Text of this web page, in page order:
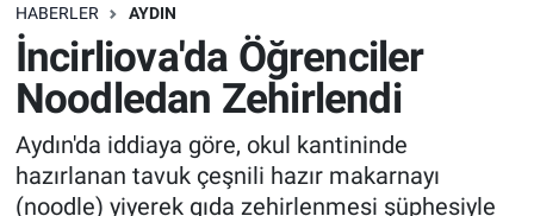
HABERLER AYDIN
İncirliova'da Öğrenciler
Noodledan Zehirlendi
Aydın'da iddiaya göre, okul kantininde
hazırlanan tavuk çeşnili hazır makarnayı
(noodle) yiyerek gıda zehirlenmesi şüphesiyle